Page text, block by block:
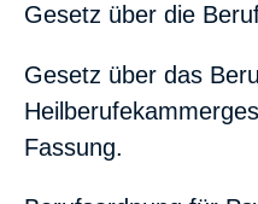
Gesetz über die
Gesetz über das
Fassung.